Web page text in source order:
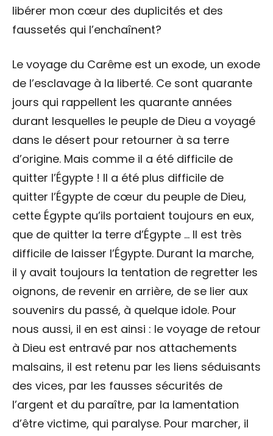
libérer mon cœur des duplicités et des
faussetés qui l’enchaînent?
Le voyage du Carême est un exode, un exode
de l’esclavage à la liberté. Ce sont quarante
jours qui rappellent les quarante années
durant lesquelles le peuple de Dieu a voyagé
dans le désert pour retourner à sa terre
d’origine. Mais comme il a été difficile de
quitter l’Égypte ! Il a été plus difficile de
quitter l’Égypte de cœur du peuple de Dieu,
cette Égypte qu’ils portaient toujours en eux,
que de quitter la terre d’Égypte … Il est très
difficile de laisser l’Égypte. Durant la marche,
il y avait toujours la tentation de regretter les
oignons, de revenir en arrière, de se lier aux
souvenirs du passé, à quelque idole. Pour
nous aussi, il en est ainsi : le voyage de retour
à Dieu est entravé par nos attachements
malsains, il est retenu par les liens séduisants
des vices, par les fausses sécurités de
l’argent et du paraître, par la lamentation
d’être victime, qui paralyse. Pour marcher, il